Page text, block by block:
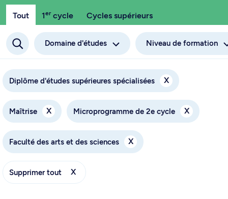
Tout 1ercycle Cycles supérieurs
Domaine d'études Niveau de formation
Diplôme d'études supérieures spécialisées X
Maîtrise X Microprogramme de 2e cycle X
Faculté des arts et des sciences X
Supprimer tout X